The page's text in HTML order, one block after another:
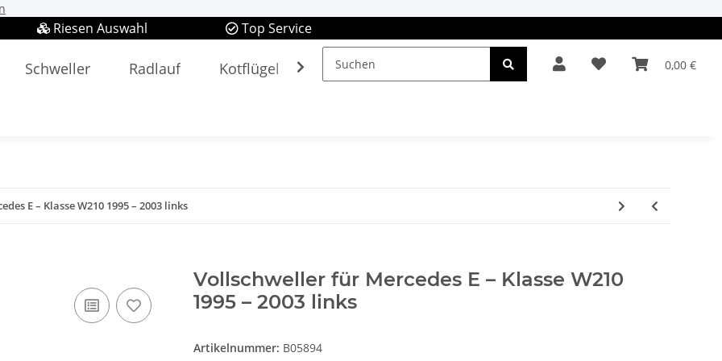
Top Service
Riesen Auswahl
0,00 €
Schweller Radlauf Kotflügel Spiegel & Leuchten Autopflege Oldtimerteile
E – Klasse W210 1995 – 2003 links
Vollschweller für Mercedes E – Klasse W210
1995 – 2003 links
Artikelnummer: B05894